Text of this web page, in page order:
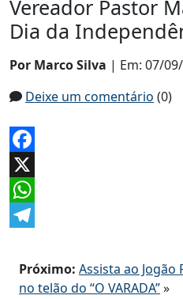
Vereador Pastor
Dia da
Por Marco Silva | Em: 07/
Deixe um comentário (0)
Facebook
X
WhatsApp
Próximo: Assista ao Jogão
no telão do “O VARADA”»